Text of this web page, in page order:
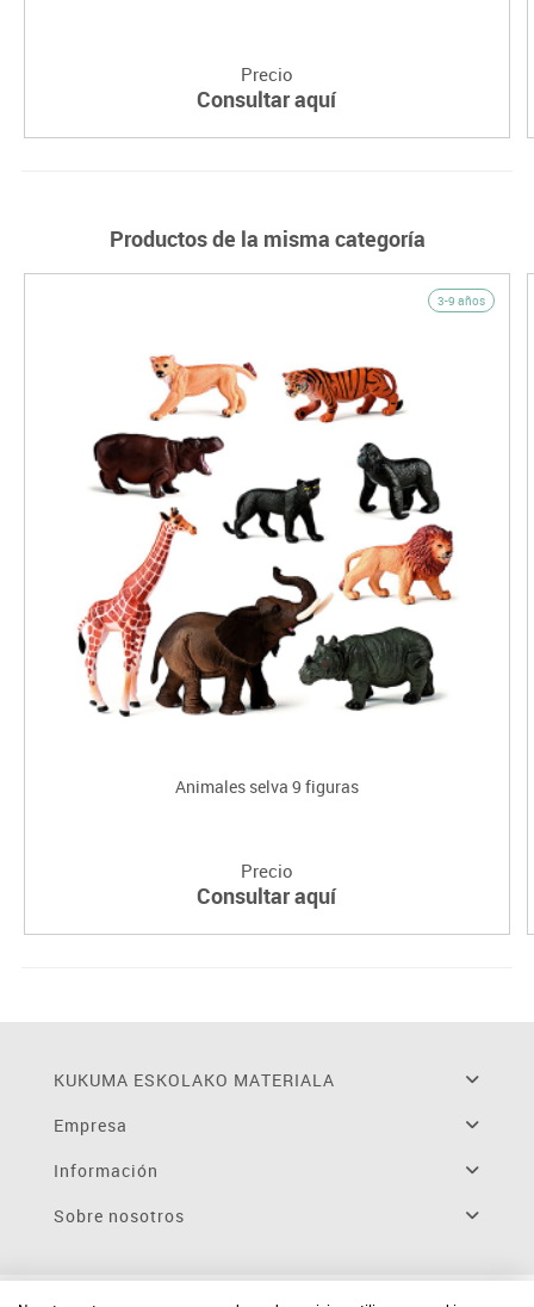
Precio
Consultar aquí
Productos de la misma categoría
3-9 años
Animales selva 9 figuras
Precio
Consultar aquí
KUKUMA ESKOLAKO MATERIALA
Empresa
Información
Sobre nosotros